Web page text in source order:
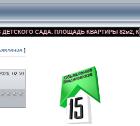
САДА. ПЛОЩАДЬ КВАРТИРЫ 82м2,
]
02:59